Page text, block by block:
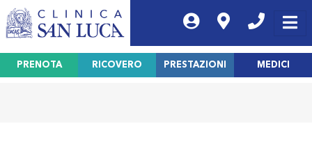
PRENOTA RICOVERO PRESTAZIONI MEDICI